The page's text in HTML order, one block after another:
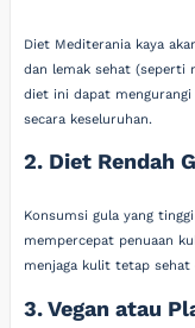
Diet Mediterania kaya
dan lemak sehat (seperti
diet ini dapat
secara keseluruhan.
2. Diet Rendah
Konsumsi gula yang
mempercepat penuaan
menjaga kulit tetap sehat
3. Vegan atau